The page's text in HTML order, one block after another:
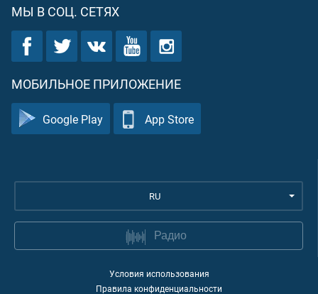
МЫ В СОЦ. СЕТЯХ
МОБИЛЬНОЕ ПРИЛОЖЕНИЕ
Google Play App Store
RU
Радио
Условия использования
Правила конфиденциальности